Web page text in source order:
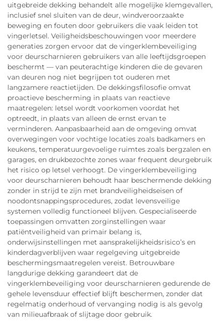
uitgebreide dekking behandelt alle mogelijke klemgevallen,
inclusief snel sluiten van de deur, windveroorzaakte
beweging en fouten door gebruikers die vaak leiden tot
vingerletsel. Veiligheidsbeschouwingen voor meerdere
generaties zorgen ervoor dat de vingerklembeveiliging
voor deurscharnieren gebruikers van alle leeftijdsgroepen
beschermt — van peuterachtige kinderen die de gevaren
van deuren nog niet begrijpen tot ouderen met
langzamere reactietijden. De dekkingsfilosofie omvat
proactieve bescherming in plaats van reactieve
maatregelen: letsel wordt voorkomen voordat het
optreedt, in plaats van alleen de ernst ervan te
verminderen. Aanpasbaarheid aan de omgeving omvat
overwegingen voor vochtige locaties zoals badkamers en
keukens, temperatuurgevoelige ruimtes zoals bergzalen en
garages, en drukbezochte zones waar frequent deurgebruik
het risico op letsel verhoogt. De vingerklembeveiliging
voor deurscharnieren behoudt haar beschermende dekking
zonder in strijd te zijn met brandveiligheidseisen of
noodontsnappingsprocedures, zodat levensveilige
systemen volledig functioneel blijven. Gespecialiseerde
toepassingen omvatten zorginstellingen waar
patiëntveiligheid van primair belang is,
onderwijsinstellingen met aansprakelijkheidsrisico’s en
kinderdagverblijven waar regelgeving uitgebreide
beschermingsmaatregelen vereist. Betrouwbare
langdurige dekking garandeert dat de
vingerklembeveiliging voor deurscharnieren gedurende de
gehele levensduur effectief blijft beschermen, zonder dat
regelmatig onderhoud of vervanging nodig is als gevolg
van milieuafbraak of slijtage door gebruik.